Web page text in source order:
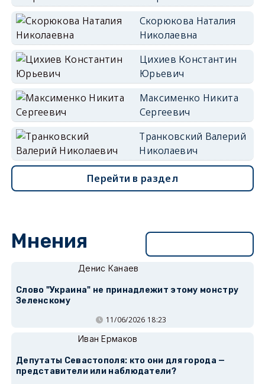
Скорюкова Наталия
Николаевна
Цихиев Константин
Юрьевич
Максименко Никита
Сергеевич
Транковский Валерий
Николаевич
Перейти в раздел
Мнения
Денис Канаев
Слово "Украина" не принадлежит этому монстру
Зеленскому
11/06/2026 18:23
Иван Ермаков
Депутаты Севастополя: кто они для города —
представители или наблюдатели?